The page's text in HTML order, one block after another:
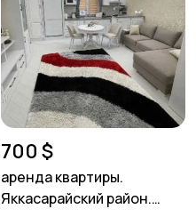
700 $
аренда квартиры.
Яккасарайский район.